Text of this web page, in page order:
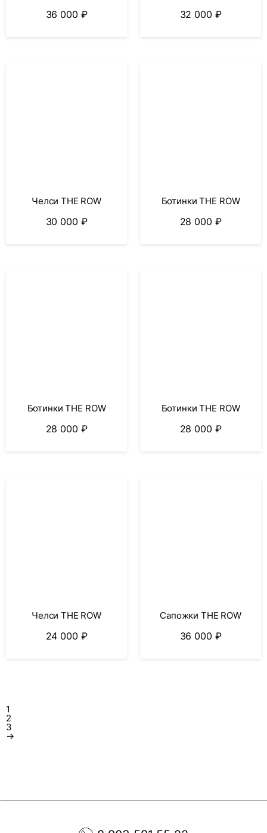
36 000 ₽ 32 000 ₽
Челси THE ROW
30 000 ₽
Ботинки THE ROW
28 000 ₽
Ботинки THE ROW
28 000 ₽
Ботинки THE ROW
28 000 ₽
Челси THE ROW
24 000 ₽
Сапожки THE ROW
36 000 ₽
1
2
3
→